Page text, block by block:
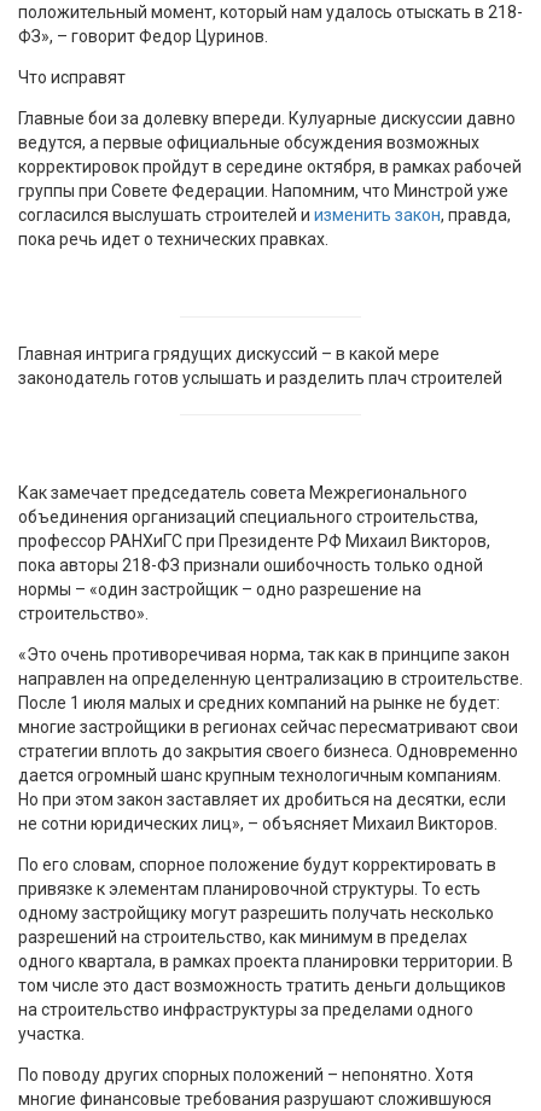
положительный момент, который нам удалось отыскать в 218-
ФЗ», – говорит Федор Цуринов.
Что исправят
Главные бои за долевку впереди. Кулуарные дискуссии давно
ведутся, а первые официальные обсуждения возможных
корректировок пройдут в середине октября, в рамках рабочей
группы при Совете Федерации. Напомним, что Минстрой уже
согласился выслушать строителей и изменить закон, правда,
пока речь идет о технических правках.
Главная интрига грядущих дискуссий – в какой мере
законодатель готов услышать и разделить плач строителей
Как замечает председатель совета Межрегионального
объединения организаций специального строительства,
профессор РАНХиГС при Президенте РФ Михаил Викторов,
пока авторы 218-ФЗ признали ошибочность только одной
нормы – «один застройщик – одно разрешение на
строительство».
«Это очень противоречивая норма, так как в принципе закон
направлен на определенную централизацию в строительстве.
После 1 июля малых и средних компаний на рынке не будет:
многие застройщики в регионах сейчас пересматривают свои
стратегии вплоть до закрытия своего бизнеса. Одновременно
дается огромный шанс крупным технологичным компаниям.
Но при этом закон заставляет их дробиться на десятки, если
не сотни юридических лиц», – объясняет Михаил Викторов.
По его словам, спорное положение будут корректировать в
привязке к элементам планировочной структуры. То есть
одному застройщику могут разрешить получать несколько
разрешений на строительство, как минимум в пределах
одного квартала, в рамках проекта планировки территории. В
том числе это даст возможность тратить деньги дольщиков
на строительство инфраструктуры за пределами одного
участка.
По поводу других спорных положений – непонятно. Хотя
многие финансовые требования разрушают сложившуюся